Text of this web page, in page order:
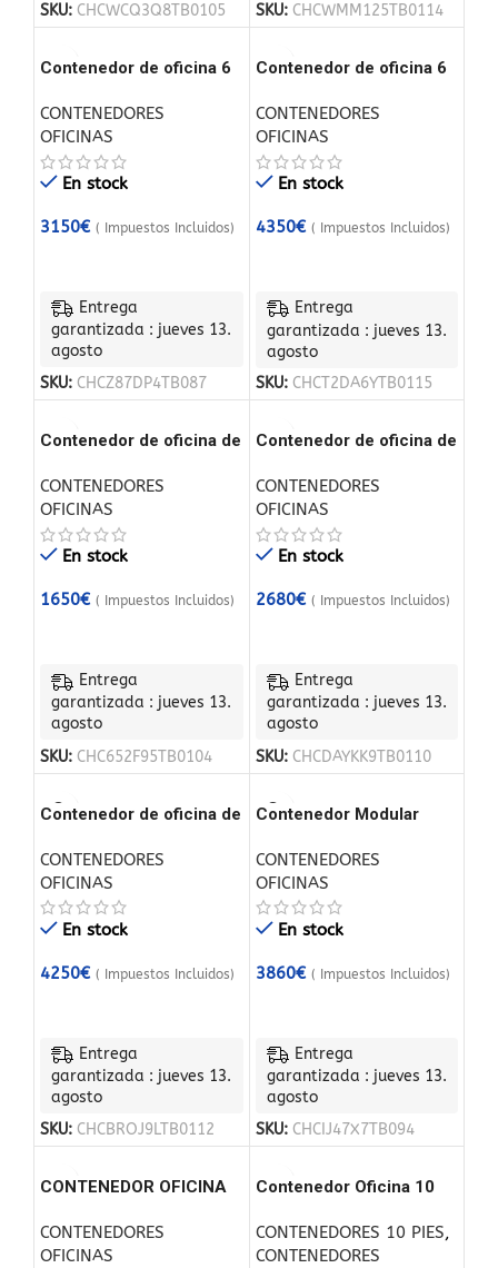
SKU: CHCWCQ3Q8TB0105
SKU: CHCWMM125TB0114
Contenedor de oficina 6
CONTENEDORES
OFICINAS
En stock
3150€ ( Impuestos Incluidos)
Entrega
garantizada : jueves 13.
agosto
SKU: CHCZ87DP4TB087
Contenedor de oficina 6
CONTENEDORES
OFICINAS
En stock
4350€ ( Impuestos Incluidos)
Entrega
garantizada : jueves 13.
agosto
SKU: CHCT2DA6YTB0115
Contenedor de oficina de
sándwich
CONTENEDORES
OFICINAS
En stock
1650€ ( Impuestos Incluidos)
Entrega
garantizada : jueves 13.
agosto
SKU: CHC652F95TB0104
Contenedor de oficina de
CONTENEDORES
OFICINAS
En stock
2680€ ( Impuestos Incluidos)
Entrega
garantizada : jueves 13.
agosto
SKU: CHCDAYKK9TB0110
Contenedor de oficina de
inodoro, ducha y cocina
americana
CONTENEDORES
OFICINAS
En stock
4250€ ( Impuestos Incluidos)
Entrega
garantizada : jueves 13.
agosto
SKU: CHCBROJ9LTB0112
Contenedor Modular
Negocios
CONTENEDORES
OFICINAS
En stock
3860€ ( Impuestos Incluidos)
Entrega
garantizada : jueves 13.
agosto
SKU: CHCIJ47X7TB094
CONTENEDOR OFICINA
CONTENEDORES
OFICINAS
Contenedor Oficina 10
CONTENEDORES 10 PIES,
CONTENEDORES